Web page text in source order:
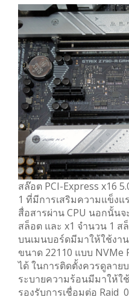
สล๊อต PCI-Express x16
1 ที่มีการเสริมความแข็งแ
สื่อสารผ่าน CPU นอกนั้นจ
สล็อต และ x1 จำนวน 1 ส
บนเมนบอร์ดมีมาให้ใช้งาน
ขนาด 22110 แบบ NVMe
ได้ ในการติดตั้งควรดูลา
ระบายความร้อนมีมาให้ใ
รองรับการเชื่อมต่อ Raid